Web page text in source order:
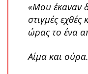
«Μου έκαναν
στιγμές
ώρας το ένα
Αίμα και ούρα.